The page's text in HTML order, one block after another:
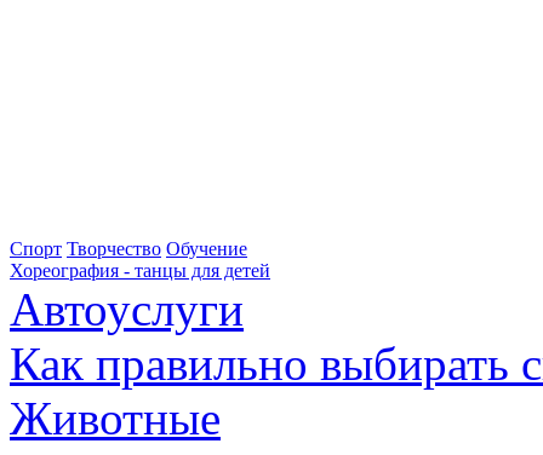
Спорт Творчество Обучение
Хореография - танцы для детей
Автоуслуги
Как правильно выбирать
Животные